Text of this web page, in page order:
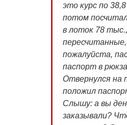
это курс по
потом
в лоток 78
пожалуйста,
паспорт в
Отвернулся на
положил
Слышу: а вы
заказывали?